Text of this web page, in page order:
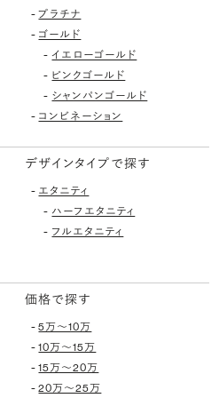
-プラチナ
- ゴールド
-イエローゴールド
- ピンクゴールド
- シャンパンゴールド
- コンビネーション
デザインタイプで探す
- エタニティ
- ハーフエタニティ
- フルエタニティ
価格で探す
-5万〜10万
-10万〜15万
-15万〜20万
-20万〜25万